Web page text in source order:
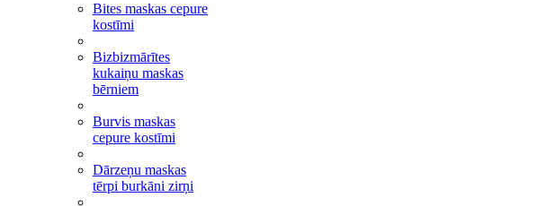
Bites maskas cepure
kostīmi
Bizbizmārītes
kukaiņu maskas
bērniem
Burvis maskas
cepure kostīmi
Dārzeņu maskas
tērpi burkāni zirņi